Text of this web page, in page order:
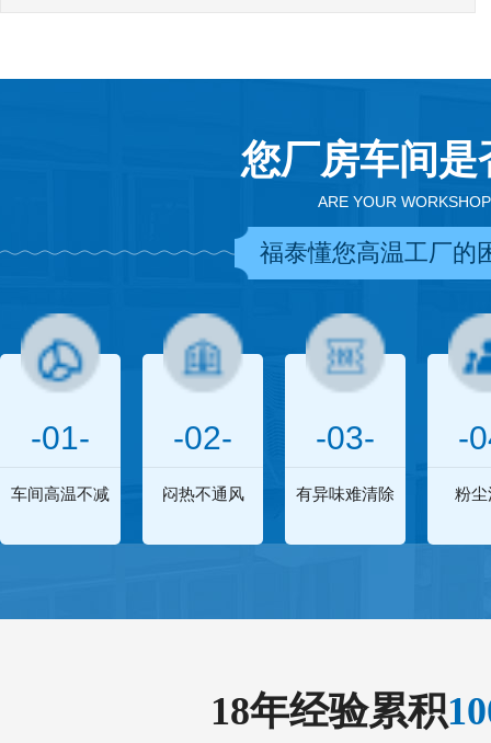
您厂房车间
ARE YOUR
福泰懂您高温工厂的
-01-
车间高温不减
-02-
闷热不通风
-03-
有异味难清除
-
粉尘
18年经验累积